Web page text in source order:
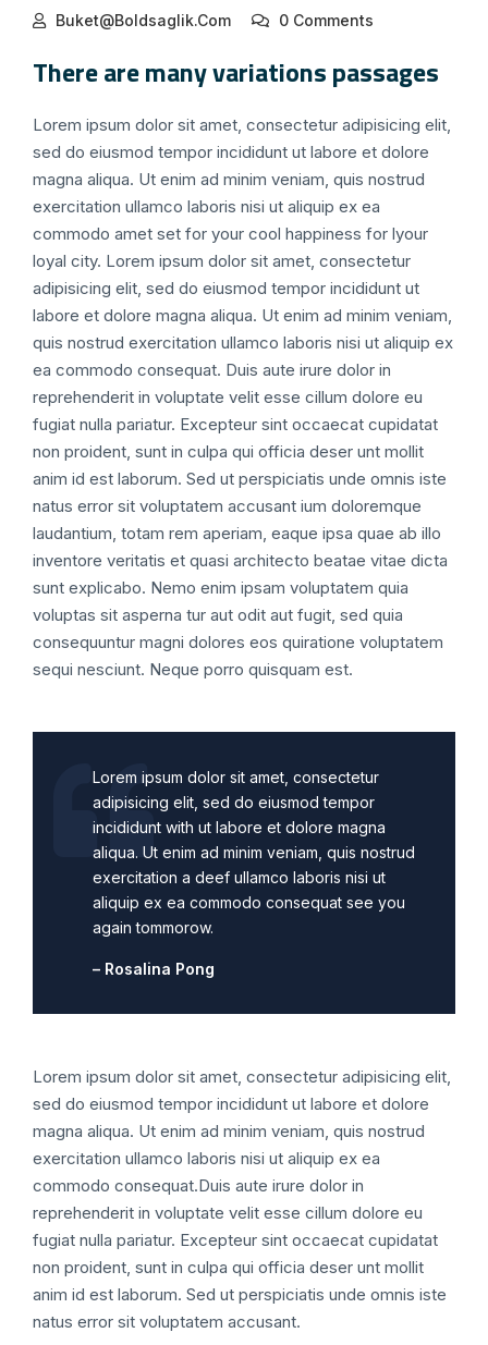
Buket@boldsaglik.com 0 Comments
There are many variations passages
Lorem ipsum dolor sit amet, consectetur adipisicing elit,
sed do eiusmod tempor incididunt ut labore et dolore
magna aliqua. Ut enim ad minim veniam, quis nostrud
exercitation ullamco laboris nisi ut aliquip ex ea
commodo amet set for your cool happiness for lyour
loyal city. Lorem ipsum dolor sit amet, consectetur
adipisicing elit, sed do eiusmod tempor incididunt ut
labore et dolore magna aliqua. Ut enim ad minim veniam,
quis nostrud exercitation ullamco laboris nisi ut aliquip ex
ea commodo consequat. Duis aute irure dolor in
reprehenderit in voluptate velit esse cillum dolore eu
fugiat nulla pariatur. Excepteur sint occaecat cupidatat
non proident, sunt in culpa qui officia deser unt mollit
anim id est laborum. Sed ut perspiciatis unde omnis iste
natus error sit voluptatem accusant ium doloremque
laudantium, totam rem aperiam, eaque ipsa quae ab illo
inventore veritatis et quasi architecto beatae vitae dicta
sunt explicabo. Nemo enim ipsam voluptatem quia
voluptas sit asperna tur aut odit aut fugit, sed quia
consequuntur magni dolores eos quiratione voluptatem
sequi nesciunt. Neque porro quisquam est.
Lorem ipsum dolor sit amet, consectetur
adipisicing elit, sed do eiusmod tempor
incididunt with ut labore et dolore magna
aliqua. Ut enim ad minim veniam, quis nostrud
exercitation a deef ullamco laboris nisi ut
aliquip ex ea commodo consequat see you
again tommorow.
– Rosalina Pong
Lorem ipsum dolor sit amet, consectetur adipisicing elit,
sed do eiusmod tempor incididunt ut labore et dolore
magna aliqua. Ut enim ad minim veniam, quis nostrud
exercitation ullamco laboris nisi ut aliquip ex ea
commodo consequat.Duis aute irure dolor in
reprehenderit in voluptate velit esse cillum dolore eu
fugiat nulla pariatur. Excepteur sint occaecat cupidatat
non proident, sunt in culpa qui officia deser unt mollit
anim id est laborum. Sed ut perspiciatis unde omnis iste
natus error sit voluptatem accusant.